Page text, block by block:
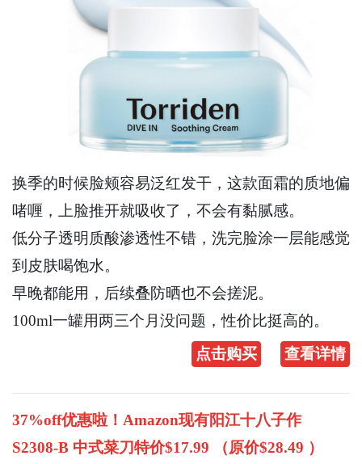
换季的时候脸颊容易泛红发干，这款面霜的质地偏
啫喱，上脸推开就吸收了，不会有黏腻感。
低分子透明质酸渗透性不错，洗完脸涂一层能感觉
到皮肤喝饱水。
早晚都能用，后续叠防晒也不会搓泥。
100ml一罐用两三个月没问题，性价比挺高的。
点击购买
查看详情
37%off优惠啦！Amazon现有阳江十八子作
S2308-B 中式菜刀特价$17.99 （原价$28.49 ）